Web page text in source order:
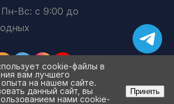
Пн-Вс: с 9:00 до
cookie-файлы в
вам лучшего
на нашем сайте.
данный сайт, вы
нами cookie-
Принять